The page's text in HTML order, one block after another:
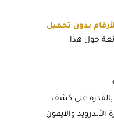
بدون تحميل
حول هذا
بالقدرة على كشف
والآيفون